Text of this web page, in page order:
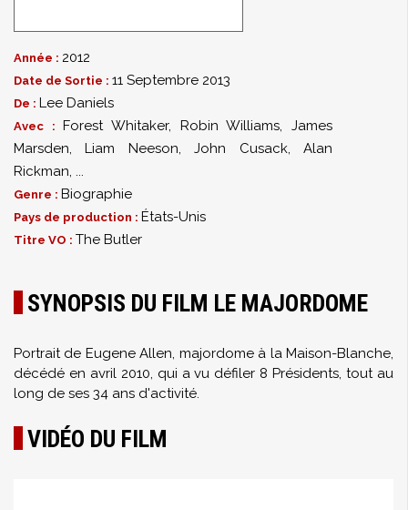
Année : 2012
Date de Sortie : 11 Septembre 2013
De : Lee Daniels
Avec : Forest Whitaker, Robin Williams,James
Marsden,Liam Neeson,John Cusack,Alan
Rickman, ...
Genre : Biographie
Pays de production : États-Unis
Titre VO : The Butler
SYNOPSIS DU FILM LE MAJORDOME
Portrait de Eugene Allen, majordome à la Maison-Blanche,
décédé en avril 2010, qui a vu défiler 8 Présidents, tout au
long de ses 34 ans d'activité.
VIDÉO DU FILM